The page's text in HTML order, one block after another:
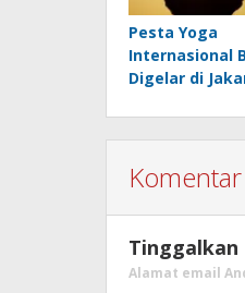
Pesta Yoga
Internasional
Digelar di
Komentar
Tinggalkan
Alamat email